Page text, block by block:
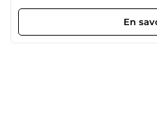
fin et augmenter les vues.
d’amour histoires
storytelling avec
En